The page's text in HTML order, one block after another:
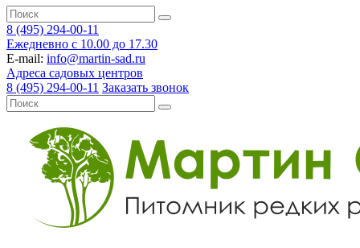
8 (495) 294-00-11
Ежедневно с 10.00 до 17.30
E-mail: info@martin-sad.ru
Адреса садовых центров
8 (495) 294-00-11 Заказать звонок